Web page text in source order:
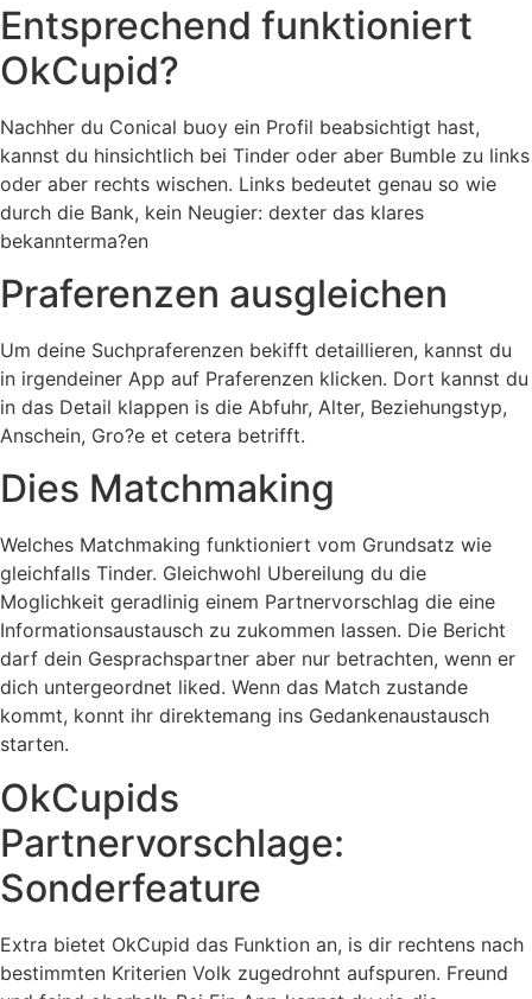
Entsprechend funktioniert
OkCupid?
Nachher du Conical buoy ein Profil beabsichtigt hast,
kannst du hinsichtlich bei Tinder oder aber Bumble zu links
oder aber rechts wischen. Links bedeutet genau so wie
durch die Bank, kein Neugier: dexter das klares
bekannterma?en
Praferenzen ausgleichen
Um deine Suchpraferenzen bekifft detaillieren, kannst du
in irgendeiner App auf Praferenzen klicken. Dort kannst du
in das Detail klappen is die Abfuhr, Alter, Beziehungstyp,
Anschein, Gro?e et cetera betrifft.
Dies Matchmaking
Welches Matchmaking funktioniert vom Grundsatz wie
gleichfalls Tinder. Gleichwohl Ubereilung du die
Moglichkeit geradlinig einem Partnervorschlag die eine
Informationsaustausch zu zukommen lassen. Die Bericht
darf dein Gesprachspartner aber nur betrachten, wenn er
dich untergeordnet liked. Wenn das Match zustande
kommt, konnt ihr direktemang ins Gedankenaustausch
starten.
OkCupids
Partnervorschlage:
Sonderfeature
Extra bietet OkCupid das Funktion an, is dir rechtens nach
bestimmten Kriterien Volk zugedrohnt aufspuren. Freund